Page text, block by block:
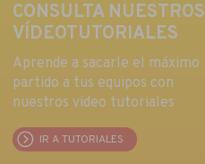
CONSULTA NUESTROS
VÍDEOTUTORIALES
Aprende a sacarle el máximo
partido a tus equipos con
nuestros video tutoriales
IR A TUTORIALES